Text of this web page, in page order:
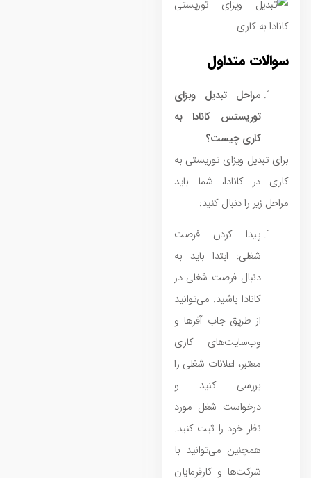
سوالات متداول
مراحل تبدیل وبزای
توریستس کانادا به
کاری چیست؟
برای تبدیل ویزای توریستی به
کاری در کانادا، شما باید
مراحل زیر را دنبال کنید:
پیدا کردن فرصت
شغلی: ابتدا باید به
دنبال فرصت شغلی در
کانادا باشید. می‌توانید
از طریق جاب آفر‌ها و
وب‌سایت‌های کاری
معتبر، اعلانات شغلی را
بررسی کنید و
درخواست شغل مورد
نظر خود را ثبت کنید.
همچنین می‌توانید با
شرکت‌ها و کارفرمایان